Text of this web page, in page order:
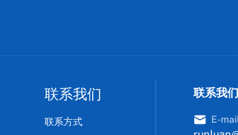
联系我们
联系方式
联系我们
E-